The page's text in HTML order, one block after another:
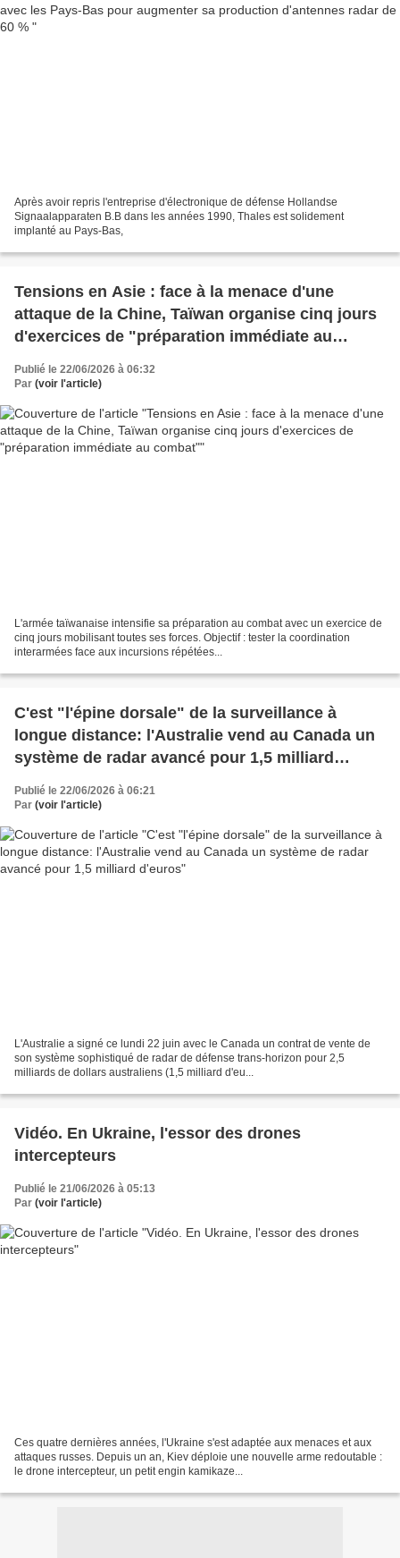
Après avoir repris l'entreprise d'électronique de défense Hollandse
Signaalapparaten B.B dans les années 1990, Thales est solidement
implanté au Pays-Bas,
Tensions en Asie : face à la menace d'une
attaque de la Chine, Taïwan organise cinq jours
d'exercices de "préparation immédiate au
combat"
Publié le 22/06/2026 à 06:32
Par (voir l'article)
L'armée taïwanaise intensifie sa préparation au combat avec un exercice de
cinq jours mobilisant toutes ses forces. Objectif : tester la coordination
interarmées face aux incursions répétées...
C'est "l'épine dorsale" de la surveillance à
longue distance: l'Australie vend au Canada un
système de radar avancé pour 1,5 milliard
Publié le 22/06/2026 à 06:21
Par (voir l'article)
L'Australie a signé ce lundi 22 juin avec le Canada un contrat de vente de
son système sophistiqué de radar de défense trans-horizon pour 2,5
milliards de dollars australiens (1,5 milliard d'eu...
Vidéo. En Ukraine, l'essor des drones
intercepteurs
Publié le 21/06/2026 à 05:13
Par (voir l'article)
Ces quatre dernières années, l'Ukraine s'est adaptée aux menaces et aux
attaques russes. Depuis un an, Kiev déploie une nouvelle arme redoutable :
le drone intercepteur, un petit engin kamikaze...